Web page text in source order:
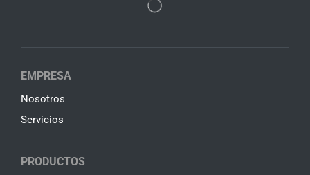
EMPRESA
Nosotros
Servicios
PRODUCTOS